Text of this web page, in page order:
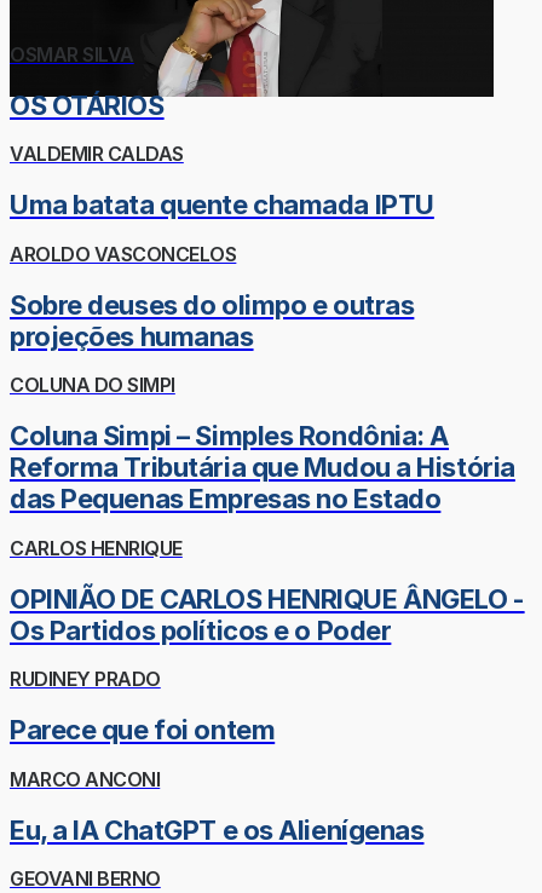
OSMAR SILVA
OS OTÁRIOS
VALDEMIR CALDAS
Uma batata quente chamada IPTU
AROLDO VASCONCELOS
Sobre deuses do olimpo e outras
projeções humanas
COLUNA DO SIMPI
Coluna Simpi – Simples Rondônia: A
Reforma Tributária que Mudou a História
das Pequenas Empresas no Estado
CARLOS HENRIQUE
OPINIÃO DE CARLOS HENRIQUE ÂNGELO -
Os Partidos políticos e o Poder
RUDINEY PRADO
Parece que foi ontem
MARCO ANCONI
Eu, a IA ChatGPT e os Alienígenas
GEOVANI BERNO